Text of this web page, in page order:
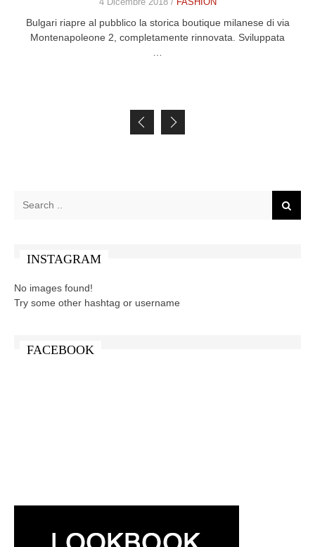
Bulgari riapre al pubblico la storica boutique milanese di via
Montenapoleone 2, completamente rinnovata. Sviluppata
INSTAGRAM
No images found!
Try some other hashtag or username
FACEBOOK